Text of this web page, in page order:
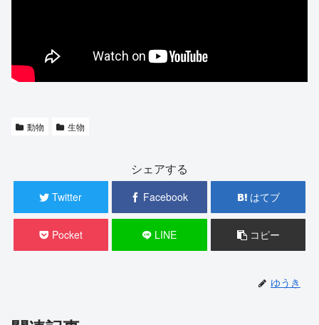
動物 生物
シェアする
Twitter Facebook はてブ
Pocket LINE コピー
ゆうき